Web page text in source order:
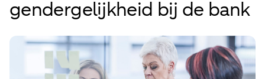
gendergelijkheid bij de bank